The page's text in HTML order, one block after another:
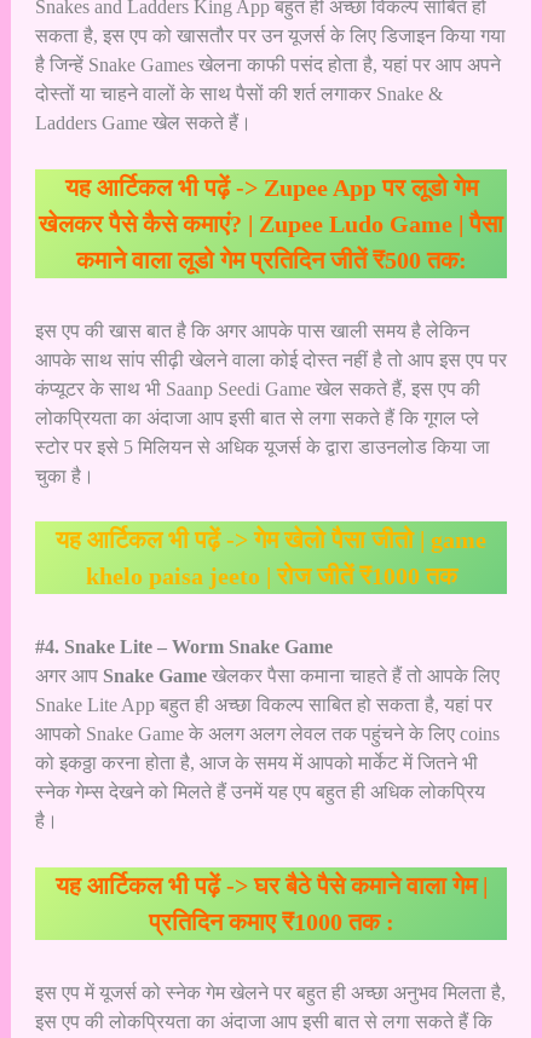
Snakes and Ladders King App बहुत ही अच्छा विकल्प साबित हो
सकता है, इस एप को खासतौर पर उन यूजर्स के लिए डिजाइन किया गया
है जिन्हें Snake Games खेलना काफी पसंद होता है, यहां पर आप अपने
दोस्तों या चाहने वालों के साथ पैसों की शर्त लगाकर Snake &
Ladders Game खेल सकते हैं।
यह आर्टिकल भी पढ़ें -> Zupee App पर लूडो गेम
खेलकर पैसे कैसे कमाएं? | Zupee Ludo Game | पैसा
कमाने वाला लूडो गेम प्रतिदिन जीतें ₹500 तक:
इस एप की खास बात है कि अगर आपके पास खाली समय है लेकिन
आपके साथ सांप सीढ़ी खेलने वाला कोई दोस्त नहीं है तो आप इस एप पर
कंप्यूटर के साथ भी Saanp Seedi Game खेल सकते हैं, इस एप की
लोकप्रियता का अंदाजा आप इसी बात से लगा सकते हैं कि गूगल प्ले
स्टोर पर इसे 5 मिलियन से अधिक यूजर्स के द्वारा डाउनलोड किया जा
चुका है।
यह आर्टिकल भी पढ़ें ->गेम खेलो पैसा जीतो | game
khelo paisa jeeto | रोज जीतें ₹1000 तक
#4. Snake Lite – Worm Snake Game
अगर आप Snake Gameखेलकर पैसा कमाना चाहते हैं तो आपके लिए
Snake Lite App बहुत ही अच्छा विकल्प साबित हो सकता है, यहां पर
आपको Snake Game के अलग अलग लेवल तक पहुंचने के लिए coins
को इकठ्ठा करना होता है, आज के समय में आपको मार्केट में जितने भी
स्नेक गेम्स देखने को मिलते हैं उनमें यह एप बहुत ही अधिक लोकप्रिय
है।
यह आर्टिकल भी पढ़ें -> घर बैठे पैसे कमाने वाला गेम |
प्रतिदिन कमाए ₹1000 तक :
इस एप में यूजर्स को स्नेक गेम खेलने पर बहुत ही अच्छा अनुभव मिलता है,
इस एप की लोकप्रियता का अंदाजा आप इसी बात से लगा सकते हैं कि